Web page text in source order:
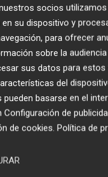
va a tener un
en la historia
van a seguir en
reduciendo el
DE ESPAÑA
socios
su dispositivo y
para ofrecer
sobre la
sus datos para
del
pueden basarse en el
Configuración de
de cookies. Política de